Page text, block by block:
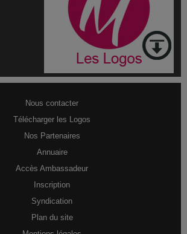
Nous contacter
Télécharger les Logos
Nos Partenaires
Annuaire
Accès Ambassadeur
Inscription
Syndication
Plan du site